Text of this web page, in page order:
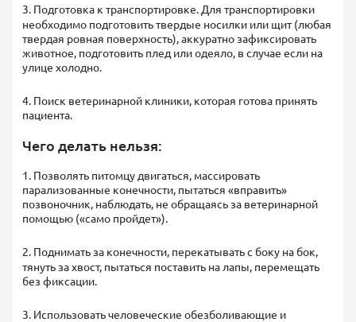
3. Подготовка к транспортировке. Для транспортировки
необходимо подготовить твердые носилки или щит (любая
твердая ровная поверхность), аккуратно зафиксировать
животное, подготовить плед или одеяло, в случае если на
улице холодно.
4. Поиск ветеринарной клиники, которая готова принять
пациента.
Чего делать нельзя:
1. Позволять питомцу двигаться, массировать
парализованные конечности, пытаться «вправить»
позвоночник, наблюдать, не обращаясь за ветеринарной
помощью («само пройдет»).
2. Поднимать за конечности, перекатывать с боку на бок,
тянуть за хвост, пытаться поставить на лапы, перемещать
без фиксации.
3. Использовать человеческие обезболивающие и